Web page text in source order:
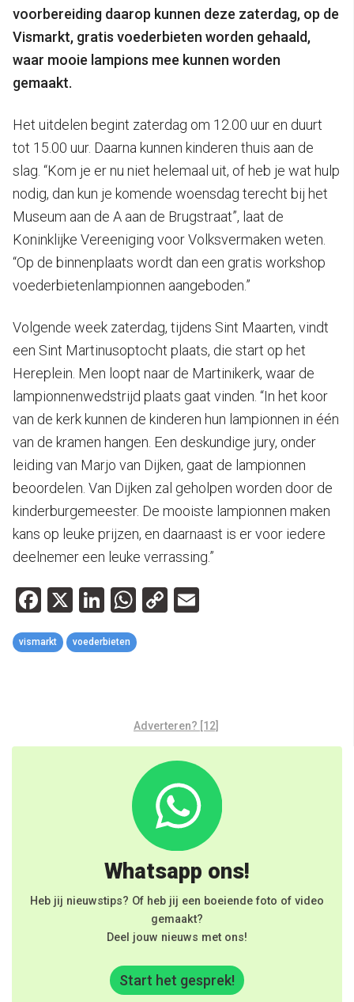
voorbereiding daarop kunnen deze zaterdag, op de
Vismarkt, gratis voederbieten worden gehaald,
waar mooie lampions mee kunnen worden
gemaakt.
Het uitdelen begint zaterdag om 12.00 uur en duurt
tot 15.00 uur. Daarna kunnen kinderen thuis aan de
slag. “Kom je er nu niet helemaal uit, of heb je wat hulp
nodig, dan kun je komende woensdag terecht bij het
Museum aan de A aan de Brugstraat”, laat de
Koninklijke Vereeniging voor Volksvermaken weten.
“Op de binnenplaats wordt dan een gratis workshop
voederbietenlampionnen aangeboden.”
Volgende week zaterdag, tijdens Sint Maarten, vindt
een Sint Martinusoptocht plaats, die start op het
Hereplein. Men loopt naar de Martinikerk, waar de
lampionnenwedstrijd plaats gaat vinden. “In het koor
van de kerk kunnen de kinderen hun lampionnen in één
van de kramen hangen. Een deskundige jury, onder
leiding van Marjo van Dijken, gaat de lampionnen
beoordelen. Van Dijken zal geholpen worden door de
kinderburgemeester. De mooiste lampionnen maken
kans op leuke prijzen, en daarnaast is er voor iedere
deelnemer een leuke verrassing.”
Facebook
X LinkedIn
WhatsApp
Copy
vismarkt voederbieten
Adverteren? [12]
Whatsapp ons!
Heb jij nieuwstips? Of heb jij een boeiende foto of video
gemaakt?
Deel jouw nieuws met ons!
Start het gesprek!